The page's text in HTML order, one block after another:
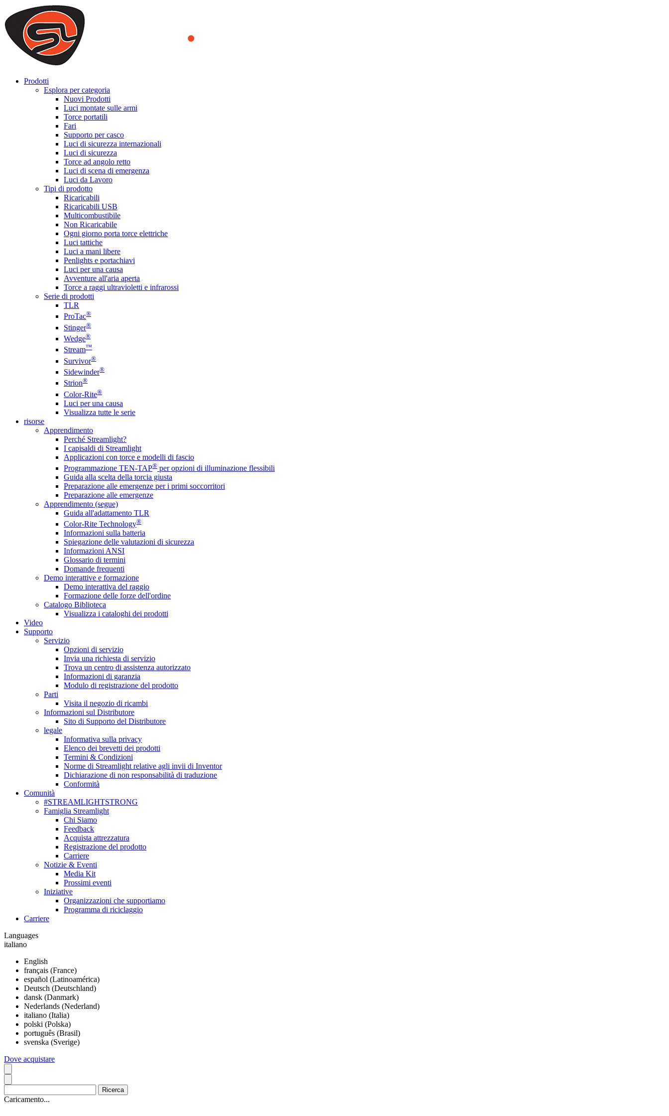
We use cookies to ensure that we provide you the best experience on our website. By continuing to browse this website, you accept that cookies are used to help us analyze how the website is used and to offer
you a better experience. To learn more or to find out how you can disable cookies, you can access our
ACCEPT AND CLOSE
Prodotti
Esplora per categoria
Nuovi Prodotti
Luci montate sulle armi
Torce portatili
Fari
Supporto per casco
Luci di sicurezza internazionali
Luci di sicurezza
Torce ad angolo retto
Luci di scena di emergenza
Luci da Lavoro
Tipi di prodotto
Ricaricabili
Ricaricabili USB
Multicombustibile
Non Ricaricabile
Ogni giorno porta torce elettriche
Luci tattiche
Luci a mani libere
Penlights e portachiavi
Luci per una causa
Avventure all'aria aperta
Torce a raggi ultravioletti e infrarossi
Serie di prodotti
TLR
ProTac®
Stinger®
Wedge®
Stream™
Survivor®
Sidewinder®
Strion®
Color-Rite®
Luci per una causa
Visualizza tutte le serie
risorse
Apprendimento
Perché Streamlight?
I capisaldi di Streamlight
Applicazioni con torce e modelli di fascio
Programmazione TEN-TAP® per opzioni di illuminazione flessibili
Guida alla scelta della torcia giusta
Preparazione alle emergenze per i primi soccorritori
Preparazione alle emergenze
Apprendimento (segue)
Guida all'adattamento TLR
Color-Rite Technology®
Informazioni sulla batteria
Spiegazione delle valutazioni di sicurezza
Informazioni ANSI
Glossario di termini
Domande frequenti
Demo interattive e formazione
Demo interattiva del raggio
Formazione delle forze dell'ordine
Catalogo Biblioteca
Visualizza i cataloghi dei prodotti
Video
Supporto
Servizio
Opzioni di servizio
Invia una richiesta di servizio
Trova un centro di assistenza autorizzato
Informazioni di garanzia
Modulo di registrazione del prodotto
Parti
Visita il negozio di ricambi
Informazioni sul Distributore
Sito di Supporto del Distributore
legale
Informativa sulla privacy
Elenco dei brevetti dei prodotti
Termini & Condizioni
Norme di Streamlight relative agli invii di Inventor
Dichiarazione di non responsabilità di traduzione
Conformità
Comunità
#STREAMLIGHTSTRONG
Famiglia Streamlight
Chi Siamo
Feedback
Acquista attrezzatura
Registrazione del prodotto
Carriere
Notizie & Eventi
Media Kit
Prossimi eventi
Iniziative
Organizzazioni che supportiamo
Programma di riciclaggio
Carriere
Languages
italiano
English
français (France)
español (Latinoamérica)
Deutsch (Deutschland)
dansk (Danmark)
Nederlands (Nederland)
italiano (Italia)
polski (Polska)
português (Brasil)
svenska (Sverige)
Dove acquistare
Caricamento...